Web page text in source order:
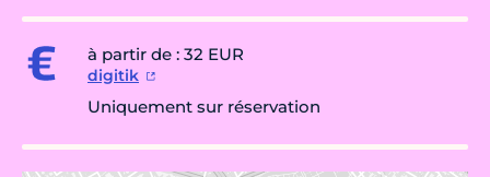
à partir de : 32 EUR
digitik
Uniquement sur réservation